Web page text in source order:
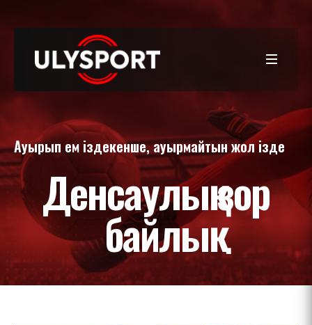
Ауырып ем іздекенше, ауырмайтын жол ізде
Денсаулық зор
байлық